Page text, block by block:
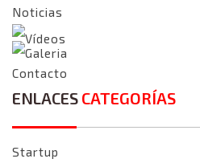
Noticias
Vídeos
Galeria
Contacto
ENLACES CATEGORÍAS
Startup